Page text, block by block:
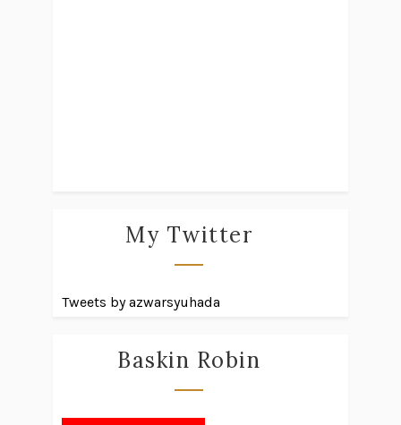
My Twitter
Tweets by azwarsyuhada
Baskin Robin